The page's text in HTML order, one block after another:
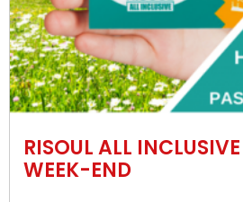
RISOUL ALL
WEEK-END